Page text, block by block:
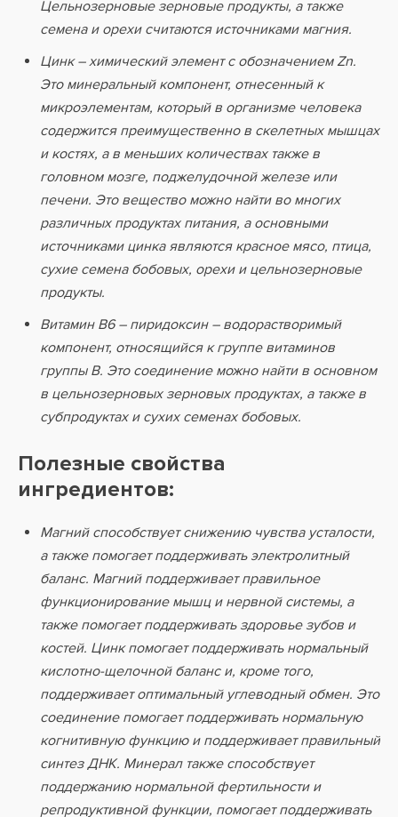
Цельнозерновые зерновые продукты, а также
семена и орехи считаются источниками магния.
Цинк – химический элемент с обозначением Zn.
Это минеральный компонент, отнесенный к
микроэлементам, который в организме человека
содержится преимущественно в скелетных мышцах
и костях, а в меньших количествах также в
головном мозге, поджелудочной железе или
печени. Это вещество можно найти во многих
различных продуктах питания, а основными
источниками цинка являются красное мясо, птица,
сухие семена бобовых, орехи и цельнозерновые
продукты.
Витамин В6 – пиридоксин – водорастворимый
компонент, относящийся к группе витаминов
группы В. Это соединение можно найти в основном
в цельнозерновых зерновых продуктах, а также в
субпродуктах и сухих семенах бобовых.
Полезные свойства
ингредиентов:
Магний способствует снижению чувства усталости,
а также помогает поддерживать электролитный
баланс. Магний поддерживает правильное
функционирование мышц и нервной системы, а
также помогает поддерживать здоровье зубов и
костей. Цинк помогает поддерживать нормальный
кислотно-щелочной баланс и, кроме того,
поддерживает оптимальный углеводный обмен. Это
соединение помогает поддерживать нормальную
когнитивную функцию и поддерживает правильный
синтез ДНК. Минерал также способствует
поддержанию нормальной фертильности и
репродуктивной функции, помогает поддерживать